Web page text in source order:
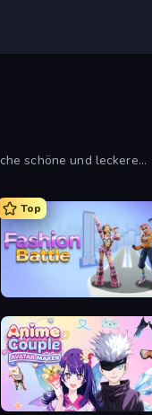
schöne und leckere
Top
Anime Couple: Avatar Maker